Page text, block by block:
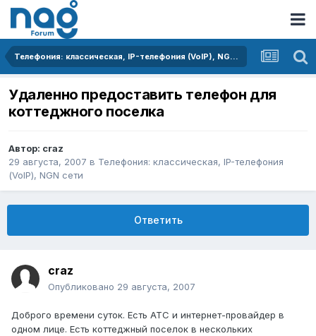
Телефония: классическая, IP-телефония (VoIP), NGN сети
Удаленно предоставить телефон для
коттеджного поселка
Автор: craz
29 августа, 2007 в Телефония: классическая, IP-телефония
(VoIP), NGN сети
Ответить
craz
Опубликовано 29 августа, 2007
Доброго времени суток. Есть АТС и интернет-провайдер в
одном лице. Есть коттеджный поселок в нескольких